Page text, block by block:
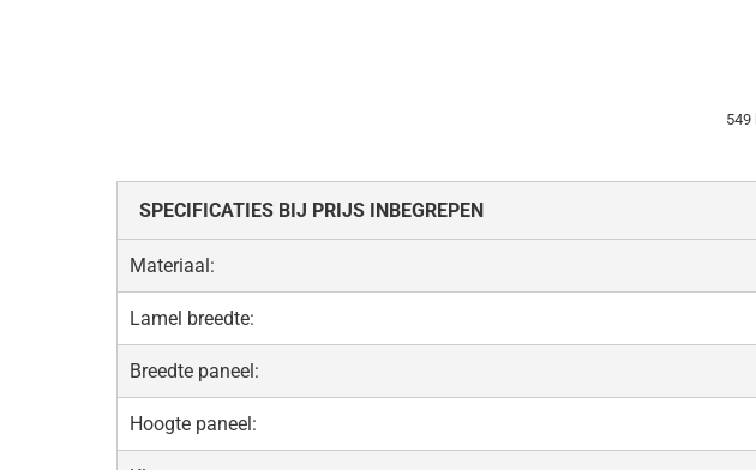
549
SPECIFICATIES BIJ PRIJS INBEGREPEN
Materiaal:
Lamel breedte:
Breedte paneel:
Hoogte paneel: